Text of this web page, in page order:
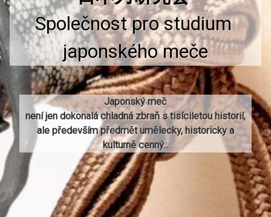
Společnost pro studium
japonského meče
Japonský meč
není jen dokonalá chladná zbraň s tisíciletou historií,
ale především předmět umělecky, historicky a
kulturně cenný...